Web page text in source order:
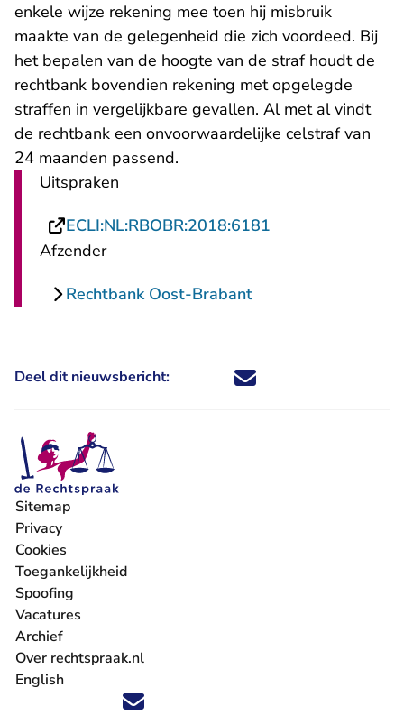
enkele wijze rekening mee toen hij misbruik
maakte van de gelegenheid die zich voordeed. Bij
het bepalen van de hoogte van de straf houdt de
rechtbank bovendien rekening met opgelegde
straffen in vergelijkbare gevallen. Al met al vindt
de rechtbank een onvoorwaardelijke celstraf van
24 maanden passend.
Uitspraken
ECLI:NL:RBOBR:2018:6181
Afzender
Rechtbank Oost-Brabant
Deel dit nieuwsbericht: Deel dit nieuwsbericht via X -
Deel dit nieuwsbericht via
Deel dit nieuwsbericht
Deel dit
Volg ons op X (Twitter) - U verlaat Rechtspraak.nl
Volg ons op Facebook - U verlaat Rechtspraak.nl
Volg ons op Instagram - U verlaat Rechtspraak.nl
Volg ons op Youtube - U verlaat Rechtspraak.nl
Volg ons op LinkedIn - U verlaat
'Blijf op de hoogte' nieuwsbrief - U verlaat
Sitemap
Privacy
Cookies
Toegankelijkheid
Spoofing
Vacatures
- U verlaat Rechtspraak.nl
Archief
Over rechtspraak.nl
English